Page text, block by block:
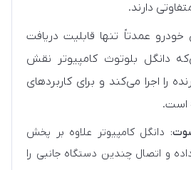
دارند.
عمدتاً تنها قابلیت دریافت
دانگل بلوتوث کامپیوتر نقش
را اجرا می‌کند و برای کاربردهای
است.
: دانگل کامپیوتر علاوه بر پخش
و اتصال چندین دستگاه جانبی را